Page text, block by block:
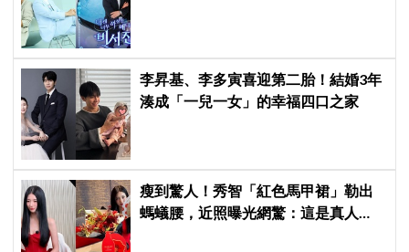
李昇基、李多寅喜迎第二胎！結婚3年
湊成「一兒一女」的幸福四口之家
瘦到驚人！秀智「紅色馬甲裙」勒出
螞蟻腰，近照曝光網驚：這是真人